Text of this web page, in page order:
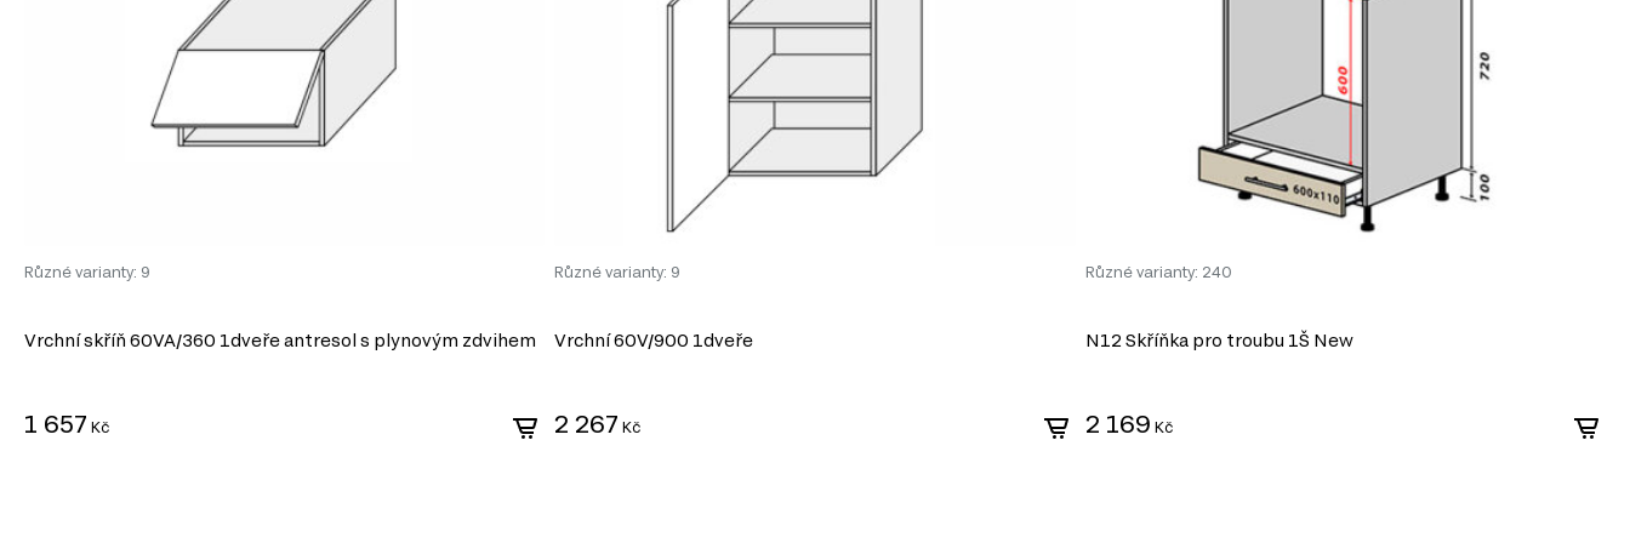
Různé varianty: 9
Vrchní skříň 60VA/360 1dveře antresol s plynovým zdvihem
1 657 Kč
Různé varianty: 9
Vrchní 60V/900 1dveře
2 267 Kč
Různé varianty: 240
N12 Skříňka pro troubu 1Š New
2 169 Kč